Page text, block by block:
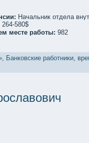
Начальник отдела
264-580$
месте работы: 982
, Банковские работники,